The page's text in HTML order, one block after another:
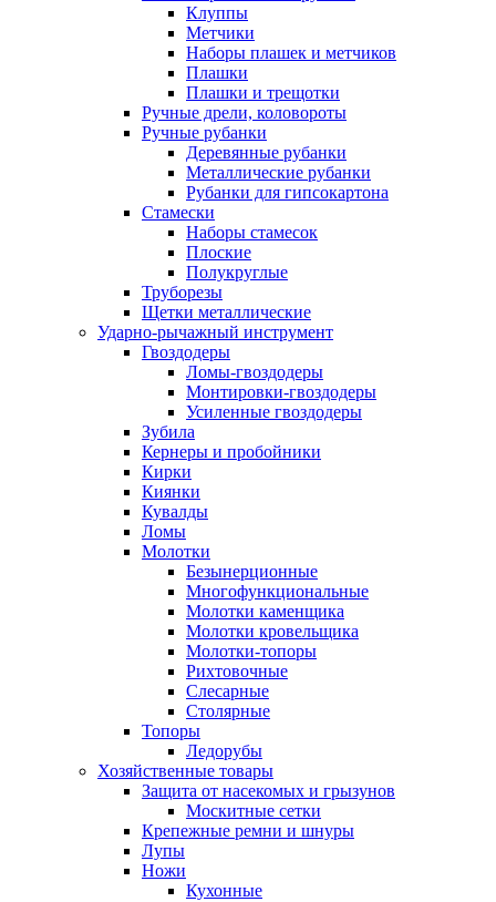
Клуппы
Метчики
Наборы плашек и метчиков
Плашки
Плашки и трещотки
Ручные дрели, коловороты
Ручные рубанки
Деревянные рубанки
Металлические рубанки
Рубанки для гипсокартона
Стамески
Наборы стамесок
Плоские
Полукруглые
Труборезы
Щетки металлические
Ударно-рычажный инструмент
Гвоздодеры
Ломы-гвоздодеры
Монтировки-гвоздодеры
Усиленные гвоздодеры
Зубила
Кернеры и пробойники
Кирки
Киянки
Кувалды
Ломы
Молотки
Безынерционные
Многофункциональные
Молотки каменщика
Молотки кровельщика
Молотки-топоры
Рихтовочные
Слесарные
Столярные
Топоры
Ледорубы
Хозяйственные товары
Защита от насекомых и грызунов
Москитные сетки
Крепежные ремни и шнуры
Лупы
Ножи
Кухонные